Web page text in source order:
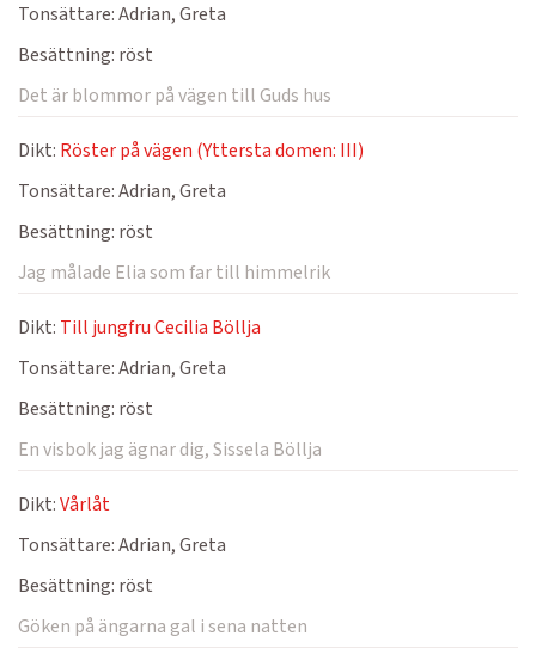
Tonsättare:Adrian, Greta
Besättning: röst
Det är blommor på vägen till Guds hus
Dikt: Röster på vägen (Yttersta domen: III)
Tonsättare:Adrian, Greta
Besättning: röst
Jag målade Elia som far till himmelrik
Dikt: Till jungfru Cecilia Böllja
Tonsättare:Adrian, Greta
Besättning: röst
En visbok jag ägnar dig, Sissela Böllja
Dikt:Vårlåt
Tonsättare:Adrian, Greta
Besättning: röst
Göken på ängarna gal i sena natten